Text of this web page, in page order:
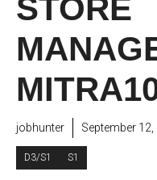
STORE
jobhunter September 12,
D3/S1 S1